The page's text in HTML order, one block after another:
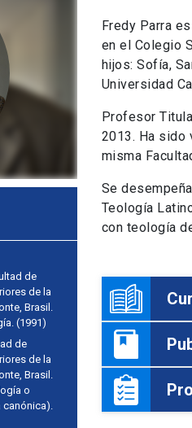
de
de la
Brasil.
(1991)
de
de la
Brasil.
o
canónica).
Fredy Parra
en el Colegio
hijos: Sofía,
Universidad
Profesor
2013. Ha sido
misma
Se
Teología
con teología